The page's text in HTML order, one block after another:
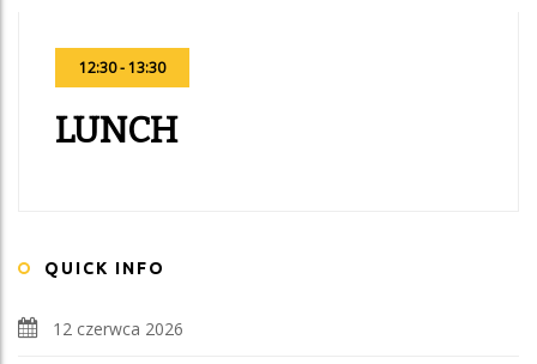
12:30 - 13:30
LUNCH
QUICK INFO
12 czerwca 2026